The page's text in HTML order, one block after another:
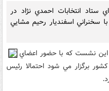
انتخابات احمدي نژاد در
سخنراني اسفنديار رحيم مشايي
اين نشست که با حضور اعضاي
برگزار مي شود احتمالا رئيس